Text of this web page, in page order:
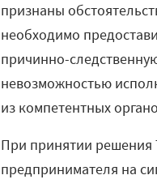
признаны
необходимо
причинно-
невозможностью
из компетентных
При принятии решения
предпринимателя на